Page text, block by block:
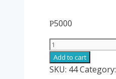
Р5000
Баллон
цилиндрический
50
Add to cart
SKU: 44Category: